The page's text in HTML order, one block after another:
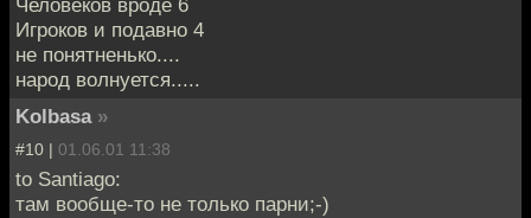
Игроков и подавно 4
не понятненько....
народ волнуется.....
Kolbasa »
#10 | 01.06.01 11:38
to Santiago:
там вообще-то не только парни;-)